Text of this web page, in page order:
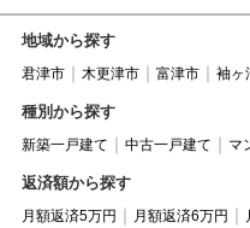
地域から探す
君津市 木更津市 富津市 袖ヶ
種別から探す
新築一戸建て 中古一戸建て マ
返済額から探す
月額返済5万円 月額返済6万円